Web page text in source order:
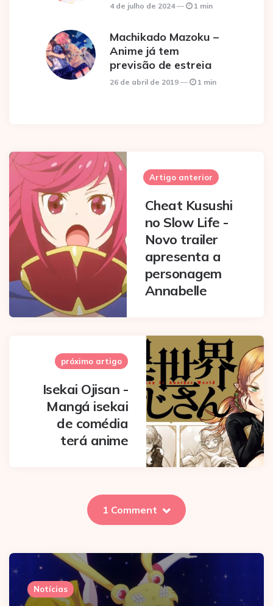
4 de julho de 2024 1 min
Machikado Mazoku –
Anime já tem
previsão de estreia
26 de abril de 2019 1 min
Post
navigation
Artigo anterior
Cheat Kusushi
no Slow Life -
Novo trailer
apresenta a
personagem
Annabelle
próximo artigo
Isekai Ojisan -
Mangá isekai
de comédia
terá anime
1 Comment
Notícias